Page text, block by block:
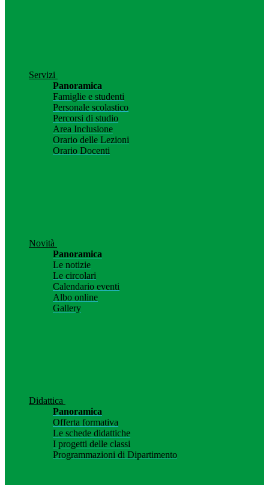
Servizi
Panoramica
Famiglie e studenti
Personale scolastico
Percorsi di studio
Area Inclusione
Orario delle Lezioni
Orario Docenti
Novità
Panoramica
Le notizie
Le circolari
Calendario eventi
Albo online
Gallery
Didattica
Panoramica
Offerta formativa
Le schede didattiche
I progetti delle classi
Programmazioni di Dipartimento